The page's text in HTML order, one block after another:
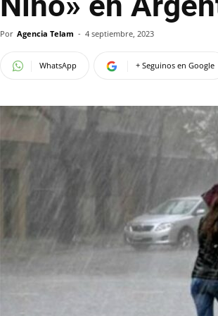
Por Agencia Telam - 4 septiembre, 2023
WhatsApp + Seguinos en Google